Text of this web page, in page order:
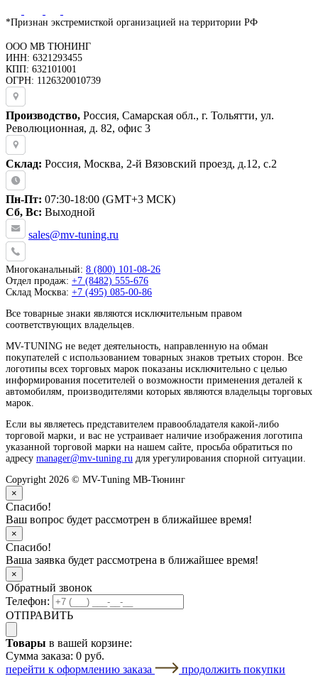
*Признан экстремисткой организацией на территории РФ
ООО МВ ТЮНИНГ
ИНН: 6321293455
КПП: 632101001
ОГРН: 1126320010739
Производство, Россия, Самарская обл., г. Тольятти, ул.
Революционная, д. 82, офис 3
Склад: Россия, Москва, 2-й Вязовский проезд, д.12, с.2
Пн-Пт: 07:30-18:00 (GMT+3 МСК)
Сб, Вс: Выходной
sales@mv-tuning.ru
Многоканальный: 8 (800) 101-08-26
Отдел продаж: +7 (8482) 555-676
Склад Москва: +7 (495) 085-00-86
Все товарные знаки являются исключительным правом
соответствующих владельцев.
MV-TUNING не ведет деятельность, направленную на обман
покупателей с использованием товарных знаков третьих сторон. Все
логотипы всех торговых марок показаны исключительно с целью
информирования посетителей о возможности применения деталей к
автомобилям, производителями которых являются владельцы торговых
марок.
Если вы являетесь представителем правообладателя какой-либо
торговой марки, и вас не устраивает наличие изображения логотипа
указанной торговой марки на нашем сайте, просьба обратиться по
адресу manager@mv-tuning.ru для урегулирования спорной ситуации.
Copyright 2026 © MV-Tuning МВ-Тюнинг
×
Спасибо!
Ваш вопрос будет рассмотрен в ближайшее время!
×
Спасибо!
Ваша заявка будет рассмотрена в ближайшее время!
×
Обратный звонок
Телефон:
ОТПРАВИТЬ
Товары в вашей корзине:
Сумма заказа: 0 руб.
перейти к оформлению заказа
продолжить покупки